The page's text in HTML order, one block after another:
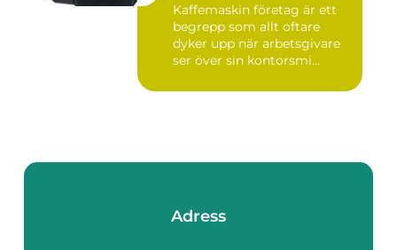
Kaffemaskin företag är ett
begrepp som allt oftare
dyker upp när arbetsgivare
ser över sin kontorsmi...
Adress